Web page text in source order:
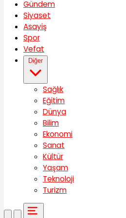
Gündem
Siyaset
Asayiş
Spor
Vefat
Diğer
Sağlık
Eğitim
Dünya
Bilim
Ekonomi
Sanat
Kültür
Yaşam
Teknoloji
Turizm